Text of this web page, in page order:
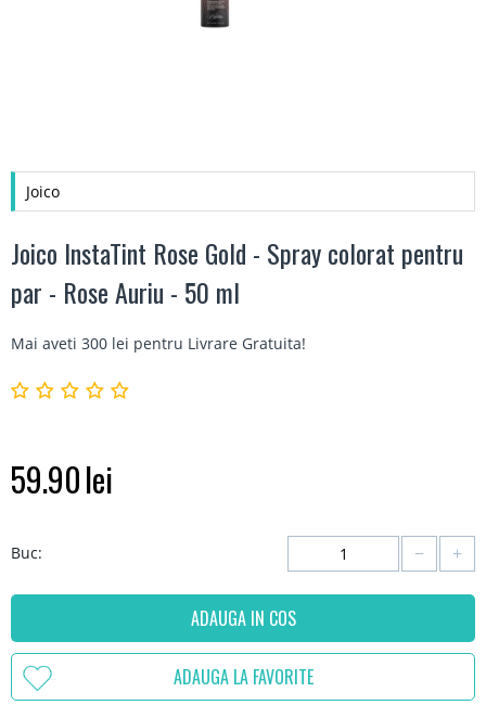
Joico
Joico InstaTint Rose Gold - Spray colorat pentru
par - Rose Auriu - 50 ml
Mai aveti 300 lei pentru Livrare Gratuita!
59.90lei
Buc: +
−
ADAUGA IN COS
ADAUGA LA FAVORITE